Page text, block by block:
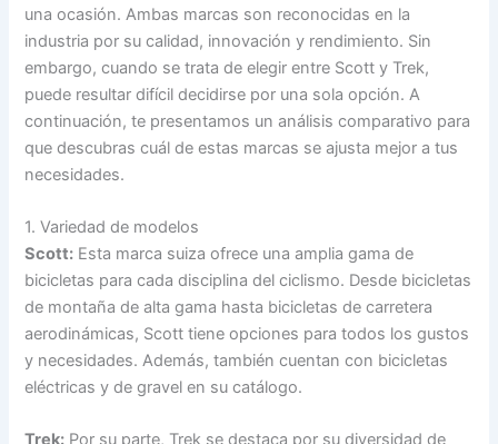
una ocasión. Ambas marcas son reconocidas en la
industria por su calidad, innovación y rendimiento. Sin
embargo, cuando se trata de elegir entre Scott y Trek,
puede resultar difícil decidirse por una sola opción. A
continuación, te presentamos un análisis comparativo para
que descubras cuál de estas marcas se ajusta mejor a tus
necesidades.
1. Variedad de modelos
Scott: Esta marca suiza ofrece una amplia gama de
bicicletas para cada disciplina del ciclismo. Desde bicicletas
de montaña de alta gama hasta bicicletas de carretera
aerodinámicas, Scott tiene opciones para todos los gustos
y necesidades. Además, también cuentan con bicicletas
eléctricas y de gravel en su catálogo.
Trek: Por su parte, Trek se destaca por su diversidad de